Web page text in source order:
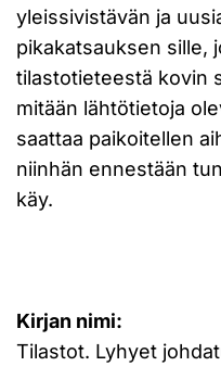
yleissivistävän ja
pikakatsauksen sille,
tilastotieteestä kovin
mitään lähtötietoja
saattaa paikoitellen
niinhän ennestään
käy.
Kirjan nimi:
Tilastot. Lyhyet